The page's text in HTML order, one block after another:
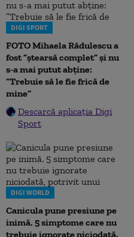
DIGI SPORT
FOTO Mihaela Rădulescu a
fost ”ștearsă complet” și nu
s-a mai putut abține:
”Trebuie să le fie frică de
mine”
Descarcă aplicația Digi
Sport
DIGI WORLD
Canicula pune presiune pe
inimă. 5 simptome care nu
trebuie ignorate niciodată,